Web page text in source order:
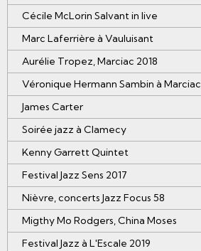
Cécile McLorin Salvant in live
Marc Laferrière à Vauluisant
Aurélie Tropez, Marciac 2018
Véronique Hermann Sambin à Marciac
James Carter
Soirée jazz à Clamecy
Kenny Garrett Quintet
Festival Jazz Sens 2017
Nièvre, concerts Jazz Focus 58
Migthy Mo Rodgers, China Moses
Festival Jazz à L'Escale 2019